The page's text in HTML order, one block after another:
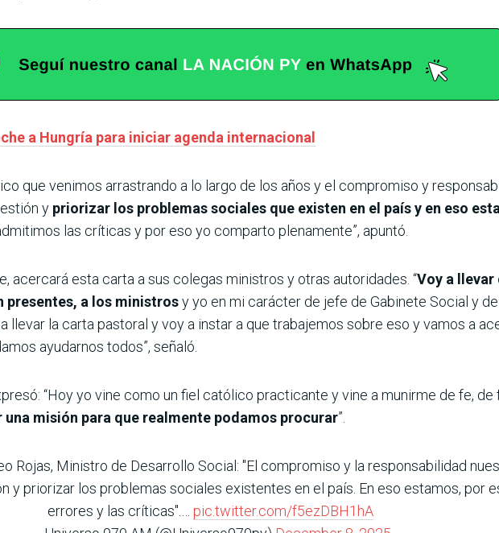
a Hungría para iniciar agenda internacional
que venimos arrastrando a lo largo de los años y el compromiso y
y priorizar los problemas sociales que existen en el país y en eso
las críticas y por eso yo comparto plenamente”, apuntó.
acercará esta carta a sus colegas ministros y otras autoridades. “Voy a llevar
presentes, a los ministrosy yo en mi carácter de jefe de Gabinete Social y
llevar la carta pastoral y voy a instar a que trabajemos sobre eso y vamos a
ayudarnos todos”, señaló.
“Hoy yo vine como un fiel católico practicante y vine a munirme de fe, de
una misión para que realmente podamos procurar”.
Rojas, Ministro de Desarrollo Social: "El compromiso y la responsabilidad
y priorizar los problemas sociales existentes en el país. En eso estamos, por
errores y las críticas".… pic.twitter.com/f5ezDBH1hA